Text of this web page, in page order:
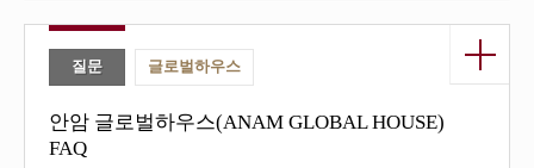
질문 글로벌하우스
안암 글로벌하우스(ANAM GLOBAL HOUSE)
FAQ
열기/닫